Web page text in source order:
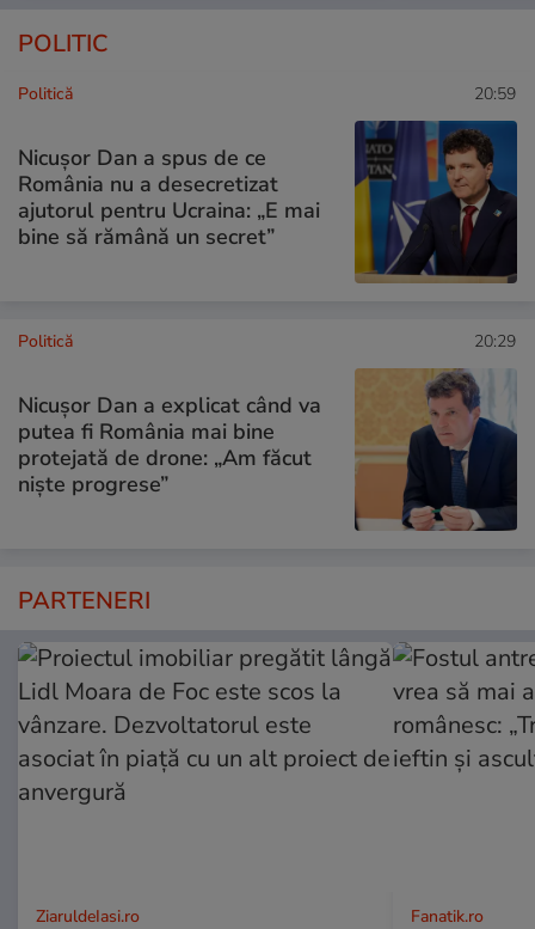
POLITIC
Politică 20:59
Nicușor Dan a spus de ce
România nu a desecretizat
ajutorul pentru Ucraina: „E mai
bine să rămână un secret”
Politică 20:29
Nicușor Dan a explicat când va
putea fi România mai bine
protejată de drone: „Am făcut
niște progrese”
PARTENERI
ZiaruldeIasi.ro Fanatik.ro